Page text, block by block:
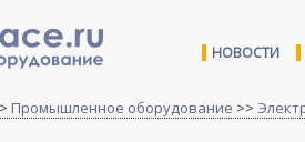
НОВОСТИ
Промышленное оборудование >>